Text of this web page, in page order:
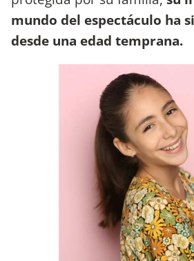
mundo del espectáculo ha
desde una edad temprana.